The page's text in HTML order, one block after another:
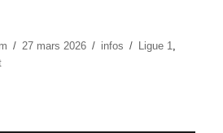
Publié
27 mars 2026 Catégories
infos Étiquettes
Ligue 1